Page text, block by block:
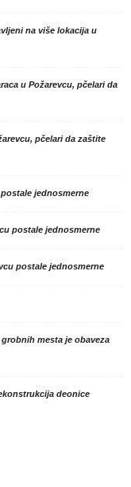
na više lokacija u
u Požarevcu, pčelari da
pčelari da zaštite
jednosmerne
postale jednosmerne
postale jednosmerne
mesta je obaveza
deonice